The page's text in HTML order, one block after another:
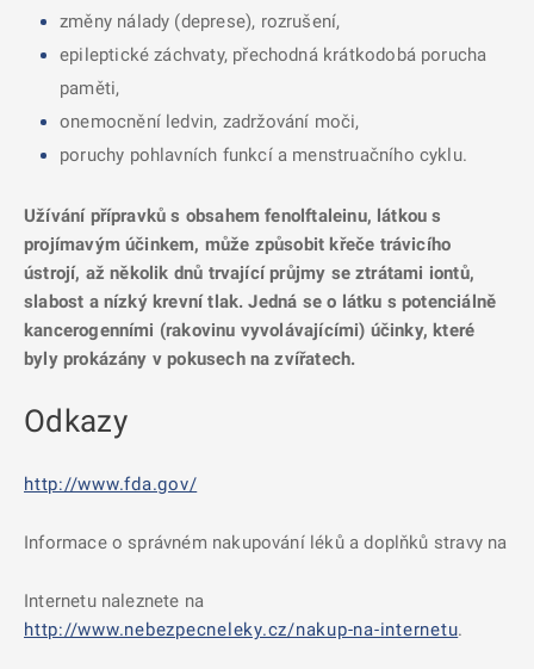
změny nálady (deprese), rozrušení,
epileptické záchvaty, přechodná krátkodobá porucha
paměti,
onemocnění ledvin, zadržování moči,
poruchy pohlavních funkcí a menstruačního cyklu.
Užívání přípravků s obsahem fenolftaleinu, látkou s
projímavým účinkem, může způsobit křeče trávicího
ústrojí, až několik dnů trvající průjmy se ztrátami iontů,
slabost a nízký krevní tlak. Jedná se o látku s potenciálně
kancerogenními (rakovinu vyvolávajícími) účinky, které
byly prokázány v pokusech na zvířatech.
Odkazy
http://www.fda.gov/
Informace o správném nakupování léků a doplňků stravy na
Internetu naleznete na
http://www.nebezpecneleky.cz/nakup-na-internetu.